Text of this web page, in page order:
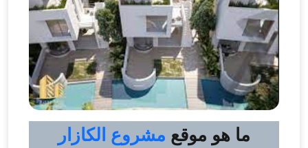
ما هو موقع مشروع الكازار